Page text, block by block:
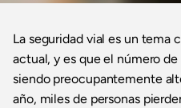
La seguridad vial es un tema
actual, y es que el número
siendo preocupantemente
año, miles de personas